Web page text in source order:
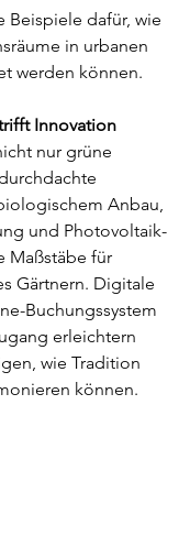
Beispiele dafür, wie
in urbanen
werden können.
Innovation
nur grüne
Anbau,
und Photovoltaik-
Maßstäbe für
Gärtnern. Digitale
Buchungssystem
erleichtern
wie Tradition
können.